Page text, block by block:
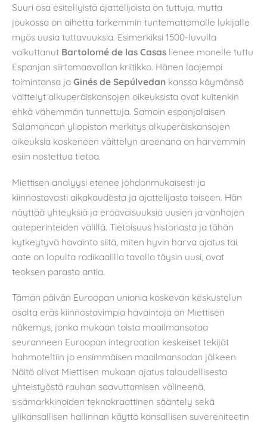
Suuri osa esitellyistä ajattelijoista on tuttuja, mutta
joukossa on aihetta tarkemmin tuntemattomalle lukijalle
myös uusia tuttavuuksia. Esimerkiksi 1500-luvulla
vaikuttanut Bartolomé de las Casas lienee monelle tuttu
Espanjan siirtomaavallan kriitikko. Hänen laajempi
toimintansa ja Ginés de Sepúlvedan kanssa käymänsä
väittelyt alkuperäiskansojen oikeuksista ovat kuitenkin
ehkä vähemmän tunnettuja. Samoin espanjalaisen
Salamancan yliopiston merkitys alkuperäiskansojen
oikeuksia koskeneen väittelyn areenana on harvemmin
esiin nostettua tietoa.
Miettisen analyysi etenee johdonmukaisesti ja
kiinnostavasti aikakaudesta ja ajattelijasta toiseen. Hän
näyttää yhteyksiä ja eroavaisuuksia uusien ja vanhojen
aateperinteiden välillä. Tietoisuus historiasta ja tähän
kytkeytyvä havainto siitä, miten hyvin harva ajatus tai
aate on lopulta radikaalilla tavalla täysin uusi, ovat
teoksen parasta antia.
Tämän päivän Euroopan unionia koskevan keskustelun
osalta eräs kiinnostavimpia havaintoja on Miettisen
näkemys, jonka mukaan toista maailmansotaa
seuranneen Euroopan integraation keskeiset tekijät
hahmoteltiin jo ensimmäisen maailmansodan jälkeen.
Näitä olivat Miettisen mukaan ajatus taloudellisesta
yhteistyöstä rauhan saavuttamisen välineenä,
sisämarkkinoiden teknokraattinen sääntely sekä
ylikansallisen hallinnan käyttö kansallisen suvereniteetin